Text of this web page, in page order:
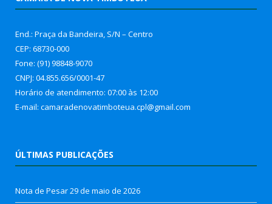
End.: Praça da Bandeira, S/N – Centro
CEP: 68730-000
Fone: (91) 98848-9070
CNPJ: 04.855.656/0001-47
Horário de atendimento: 07:00 às 12:00
E-mail: camaradenovatimboteua.cpl@gmail.com
ÚLTIMAS PUBLICAÇÕES
Nota de Pesar29 de maio de 2026